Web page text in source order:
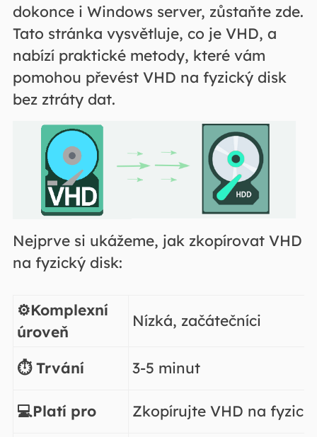
dokonce i Windows server, zůstaňte zde.
Tato stránka vysvětluje, co je VHD, a
nabízí praktické metody, které vám
pomohou převést VHD na fyzický disk
bez ztráty dat.
Nejprve si ukážeme, jak zkopírovat VHD
na fyzický disk:
⚙️Komplexní
úroveň
Nízká, začátečníci
⏱️ Trvání 3-5 minut
💻Platí pro Zkopírujte VHD na